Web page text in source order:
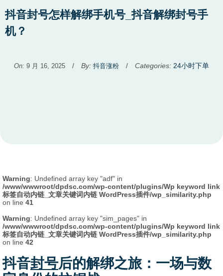
抖音封号怎样解绑手机号_抖音解绑封号手
机？
On: 9 月 16, 2025 / By: 抖音涨粉 / Categories: Used
24小时下单
Warning: Undefined array key "adf" in
/www/wwwroot/dpdsc.com/wp-content/plugins/Wp keyword link
标签自动内链_文章关键词内链 WordPress插件/wp_similarity.php
on line 41
Warning: Undefined array key "sim_pages" in
/www/wwwroot/dpdsc.com/wp-content/plugins/Wp keyword link
标签自动内链_文章关键词内链 WordPress插件/wp_similarity.php
on line 42
抖音封号后的解绑之旅：一场与数